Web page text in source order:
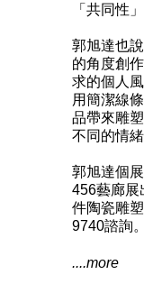
「共同性
郭旭達也
的角度創
求的個人
用簡潔線
品帶來雕
不同的情緒
郭旭達個
456藝廊展
件陶瓷雕
9740諮詢。
....more